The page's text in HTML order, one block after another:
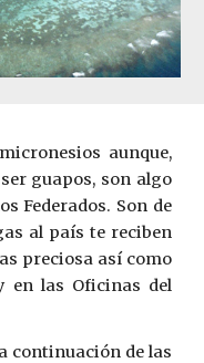
aunque,
guapos, son algo
Federados. Son de
al país te reciben
preciosa así como
en las Oficinas del
continuación de las